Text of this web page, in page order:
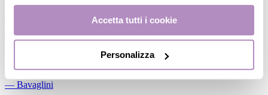
Accetta tutti i cookie
Personalizza
Conservalatte Materno
―Massaggiagengive
― Bavaglini